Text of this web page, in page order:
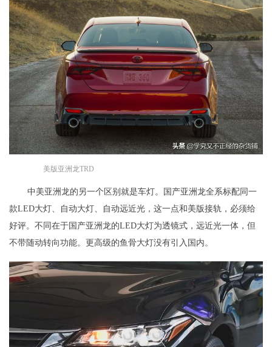
美版亚洲龙TRD
中美亚洲龙的另一个区别就是车灯。国产亚洲龙全系标配同一
款LED大灯、自动大灯、自动远近光，这一点和美版接轨，必须给
好评。不同在于国产亚洲龙的LED大灯为透镜式，远近光一体，但
不带随动转向功能。更高级的鱼骨大灯没有引入国内。